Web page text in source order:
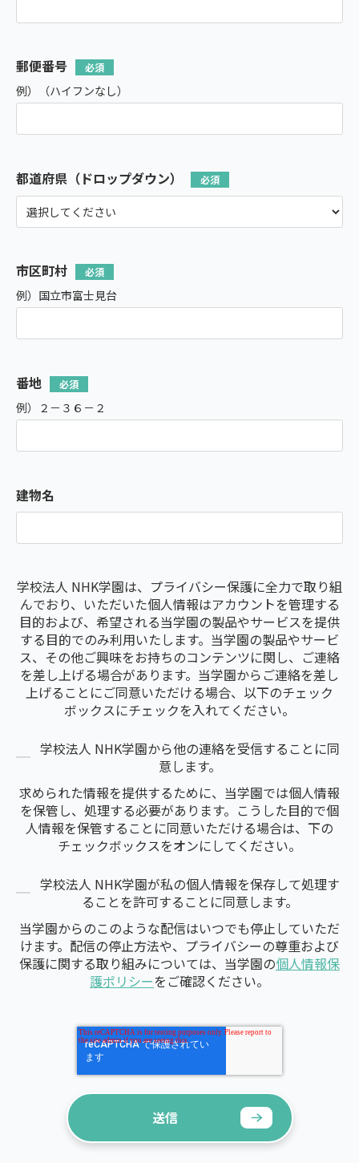
郵便番号
例）（ハイフンなし）
都道府県（ドロップダウン）
市区町村
例）国立市富士見台
番地
例）２－３６－２
建物名
学校法人 NHK学園は、プライバシー保護に全力で取り組
んでおり、いただいた個人情報はアカウントを管理する
目的および、希望される当学園の製品やサービスを提供
する目的でのみ利用いたします。当学園の製品やサービ
ス、その他ご興味をお持ちのコンテンツに関し、ご連絡
を差し上げる場合があります。当学園からご連絡を差し
上げることにご同意いただける場合、以下のチェック
ボックスにチェックを入れてください。
学校法人 NHK学園から他の連絡を受信することに同
意します。
求められた情報を提供するために、当学園では個人情報
を保管し、処理する必要があります。こうした目的で個
人情報を保管することに同意いただける場合は、下の
チェックボックスをオンにしてください。
学校法人 NHK学園が私の個人情報を保存して処理す
ることを許可することに同意します。
当学園からのこのような配信はいつでも停止していただ
けます。配信の停止方法や、プライバシーの尊重および
保護に関する取り組みについては、当学園の個人情報保
護ポリシーをご確認ください。